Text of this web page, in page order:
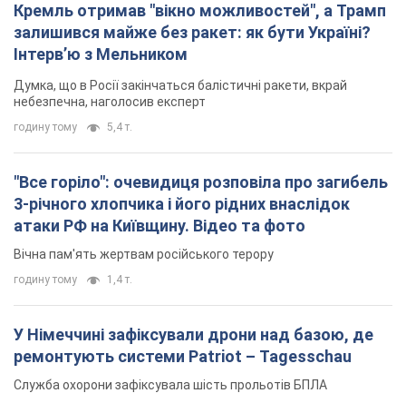
Кремль отримав "вікно можливостей", а Трамп
залишився майже без ракет: як бути Україні?
Інтерв’ю з Мельником
Думка, що в Росії закінчаться балістичні ракети, вкрай
небезпечна, наголосив експерт
годину тому 5,4 т.
"Все горіло": очевидиця розповіла про загибель
3-річного хлопчика і його рідних внаслідок
атаки РФ на Київщину. Відео та фото
Вічна пам'ять жертвам російського терору
годину тому 1,4 т.
У Німеччині зафіксували дрони над базою, де
ремонтують системи Patriot – Tagesschau
Служба охорони зафіксувала шість прольотів БПЛА